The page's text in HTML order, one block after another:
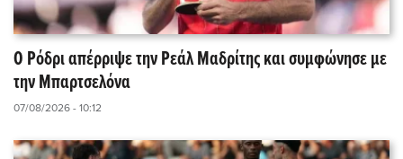
Ο Ρόδρι απέρριψε την Ρεάλ Μαδρίτης και συμφώνησε με
την Μπαρτσελόνα
07/08/2026 - 10:12